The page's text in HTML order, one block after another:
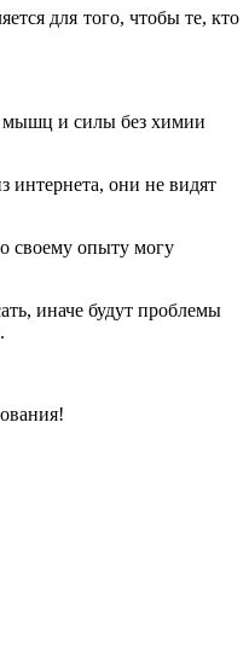
для того, чтобы те, кто
мышц и силы без химии
интернета, они не видят
своему опыту могу
иначе будут проблемы